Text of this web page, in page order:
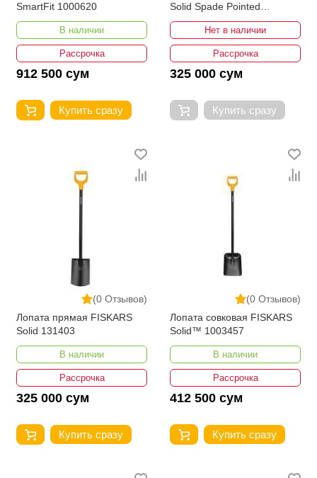
SmartFit 1000620
В наличии
Рассрочка
912 500 сум
Купить сразу
Solid Spade Pointed
1003455
Нет в наличии
Рассрочка
325 000 сум
Купить сразу
(0 Отзывов)
Лопата прямая FISKARS
Solid 131403
В наличии
Рассрочка
325 000 сум
Купить сразу
(0 Отзывов)
Лопата совковая FISKARS
Solid™ 1003457
В наличии
Рассрочка
412 500 сум
Купить сразу